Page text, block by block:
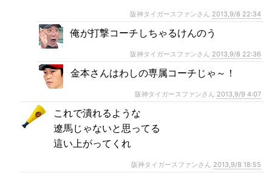
阪神タイガースファンさん 2013,9/8 22:34
俺が打撃コーチしちゃるけんのう
阪神タイガースファンさん 2013,9/8 22:36
金本さんはわしの専属コーチじゃ～！
阪神タイガースファンさん 2013,9/9 4:07
これで潰れるような
遼馬じゃないと思ってる
這い上がってくれ
阪神タイガースファンさん 2013,9/8 18:55